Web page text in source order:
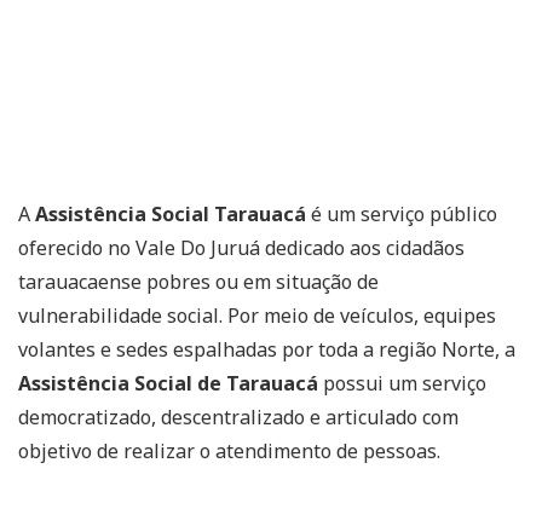
AAssistência Social Tarauacá é um serviço público
oferecido no Vale Do Juruá dedicado aos cidadãos
tarauacaense pobres ou em situação de
vulnerabilidade social. Por meio de veículos, equipes
volantes e sedes espalhadas por toda a região Norte, a
Assistência Social de Tarauacá possui um serviço
democratizado, descentralizado e articulado com
objetivo de realizar o atendimento de pessoas.